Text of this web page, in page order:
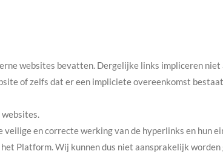
websites bevatten. Dergelijke links impliceren
of zelfs dat er een impliciete overeenkomst
en correcte werking van de hyperlinks en hun
Platform. Wij kunnen dus niet aansprakelijk worden